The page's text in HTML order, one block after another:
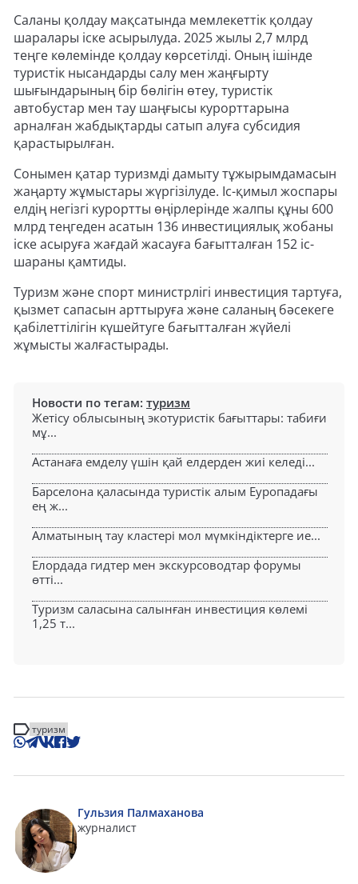
Саланы қолдау мақсатында мемлекеттік қолдау
шаралары іске асырылуда. 2025 жылы 2,7 млрд
теңге көлемінде қолдау көрсетілді. Оның ішінде
туристік нысандарды салу мен жаңғырту
шығындарының бір бөлігін өтеу, туристік
автобустар мен тау шаңғысы курорттарына
арналған жабдықтарды сатып алуға субсидия
қарастырылған.
Сонымен қатар туризмді дамыту тұжырымдамасын
жаңарту жұмыстары жүргізілуде. Іс-қимыл жоспары
елдің негізгі курортты өңірлерінде жалпы құны 600
млрд теңгеден асатын 136 инвестициялық жобаны
іске асыруға жағдай жасауға бағытталған 152 іс-
шараны қамтиды.
Туризм және спорт министрлігі инвестиция тартуға,
қызмет сапасын арттыруға және саланың бәсекеге
қабілеттілігін күшейтуге бағытталған жүйелі
жұмысты жалғастырады.
Новости по тегам: туризм
Жетісу облысының экотуристік бағыттары: табиғи
мұ...
Астанаға емделу үшін қай елдерден жиі келеді...
Барселона қаласында туристік алым Еуропадағы
ең ж...
Алматының тау кластері мол мүмкіндіктерге ие...
Елордада гидтер мен экскурсоводтар форумы
өтті...
Туризм саласына салынған инвестиция көлемі
1,25 т...
туризм
Гульзия Палмаханова
журналист